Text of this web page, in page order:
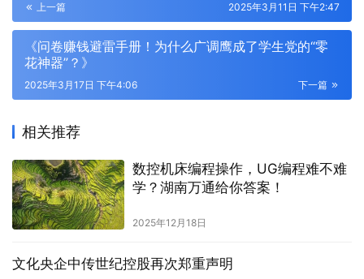
上一篇 2025年3月11日 下午2:47
《问卷赚钱避雷手册！为什么广调鹰成了学生党的“零
花神器”？》
下一篇
2025年3月17日 下午4:06
相关推荐
数控机床编程操作，UG编程难不难
学？湖南万通给你答案！
2025年12月18日
文化央企中传世纪控股再次郑重声明